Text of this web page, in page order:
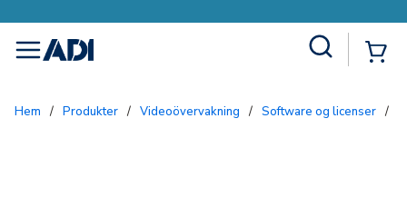
menu
Hem / Produkter / Videoövervakning / Software og licenser /